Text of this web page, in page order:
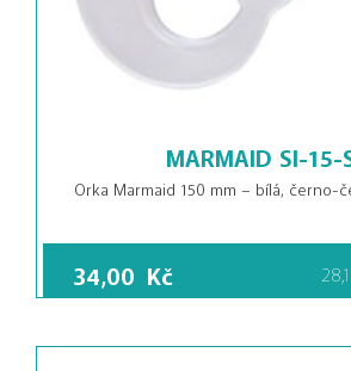
MARMAID SI-15-
Orka Marmaid 150 mm – bílá, černo-
34,00 Kč